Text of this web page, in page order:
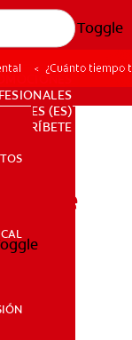
Toggle
SALUD BUCAL
ES (ES)
SUSCRÍBETE
¿Cuánto tiempo
que